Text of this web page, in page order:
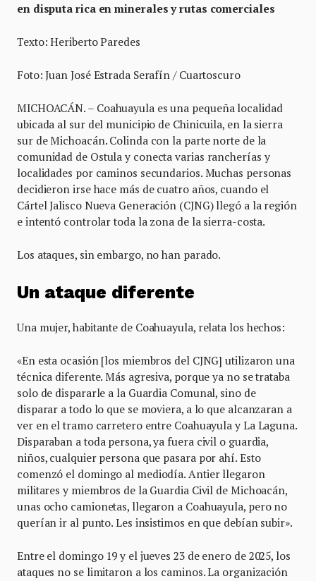
en disputa rica en minerales y rutas comerciales
Texto: Heriberto Paredes
Foto: Juan José Estrada Serafín / Cuartoscuro
MICHOACÁN. – Coahuayula es una pequeña localidad
ubicada al sur del municipio de Chinicuila, en la sierra
sur de Michoacán. Colinda con la parte norte de la
comunidad de Ostula y conecta varias rancherías y
localidades por caminos secundarios. Muchas personas
decidieron irse hace más de cuatro años, cuando el
Cártel Jalisco Nueva Generación (CJNG) llegó a la región
e intentó controlar toda la zona de la sierra-costa.
Los ataques, sin embargo, no han parado.
Un ataque diferente
Una mujer, habitante de Coahuayula, relata los hechos:
«En esta ocasión [los miembros del CJNG] utilizaron una
técnica diferente. Más agresiva, porque ya no se trataba
solo de dispararle a la Guardia Comunal, sino de
disparar a todo lo que se moviera, a lo que alcanzaran a
ver en el tramo carretero entre Coahuayula y La Laguna.
Disparaban a toda persona, ya fuera civil o guardia,
niños, cualquier persona que pasara por ahí. Esto
comenzó el domingo al mediodía. Antier llegaron
militares y miembros de la Guardia Civil de Michoacán,
unas ocho camionetas, llegaron a Coahuayula, pero no
querían ir al punto. Les insistimos en que debían subir».
Entre el domingo 19 y el jueves 23 de enero de 2025, los
ataques no se limitaron a los caminos. La organización